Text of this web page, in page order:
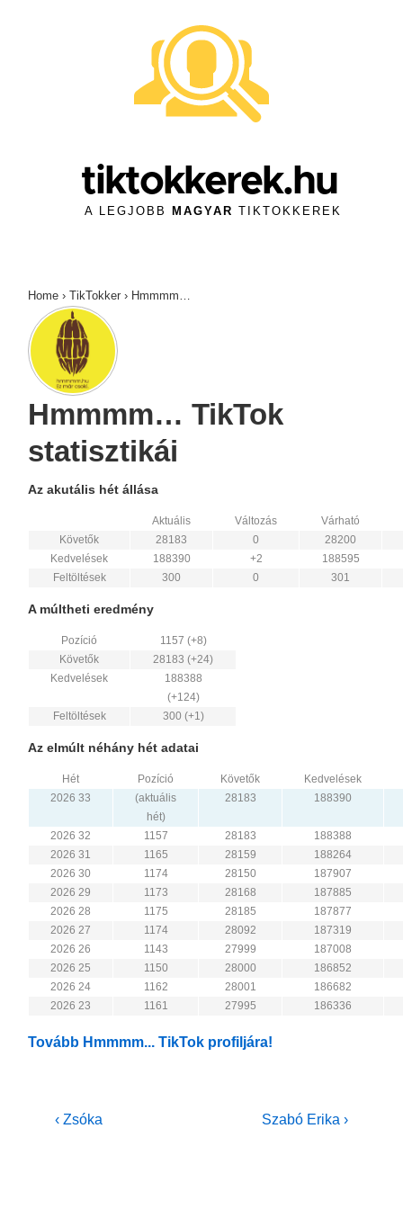
tiktokkerek.hu
A LEGJOBB MAGYAR TIKTOKKEREK
Home › TikTokker › Hmmmm…
Hmmmm… TikTok
statisztikái
Az akutális hét állása
Aktuális Változás
Várható
Követők
28183 0
28200
Kedvelések
188390 +2
188595
Feltöltések
300 0 301
A múltheti eredmény
Pozíció
1157 (+8)
Követők
28183 (+24)
Kedvelések
188388
(+124)
Feltöltések
300 (+1)
Az elmúlt néhány hét adatai
Hét Pozíció Követők
Kedvelések
2026 33
(aktuális
hét)
28183 188390
2026 32 1157 28183
188388
2026 31
1165 28159
188264
2026 30
1174 28150
187907
2026 29
1173 28168
187885
2026 28
1175 28185
187877
2026 27
1174 28092
187319
2026 26
1143 27999
187008
2026 25
1150 28000
186852
2026 24
1162 28001
186682
2026 23
1161 27995 186336
Tovább Hmmmm... TikTok profiljára!
Bejegyzés
Previous
‹ Zsóka
Next
Szabó Erika ›